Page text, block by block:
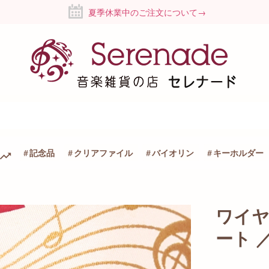
夏季休業中のご注文について→
記念品 クリアファイル バイオリン キーホルダー
ワイ
ート